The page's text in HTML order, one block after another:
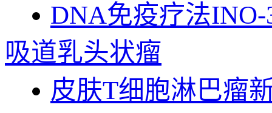
DNA免疫疗法
吸道乳头状瘤
皮肤T细胞淋巴瘤